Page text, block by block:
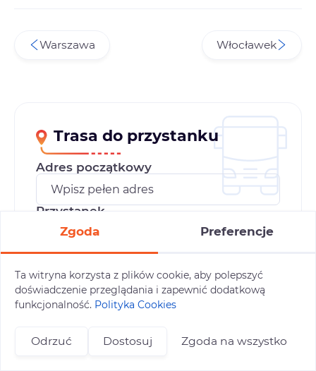
Warszawa Włocławek
Trasa do przystanku
Adres początkowy
Przystanek
Środek transportu do przystanku
Wyznacz trasę
Zgoda Preferencje
Ta witryna korzysta z plików cookie, aby polepszyć
doświadczenie przeglądania i zapewnić dodatkową
funkcjonalność. Polityka Cookies
Odrzuć Dostosuj Zgoda na wszystko